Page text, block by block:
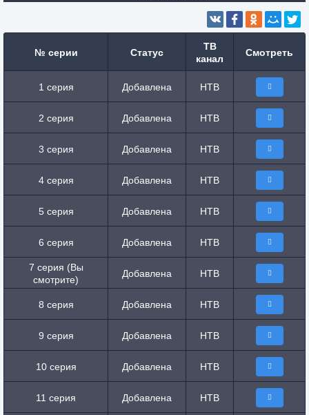
№ серии Статус
ТВ
канал
Смотреть
1 серия Добавлена НТВ
2 серия Добавлена НТВ
3 серия Добавлена НТВ
4 серия Добавлена НТВ
5 серия Добавлена НТВ
6 серия Добавлена НТВ
7 серия (Вы
смотрите)
Добавлена НТВ
8 серия Добавлена НТВ
9 серия Добавлена НТВ
10 серия Добавлена НТВ
11 серия Добавлена НТВ